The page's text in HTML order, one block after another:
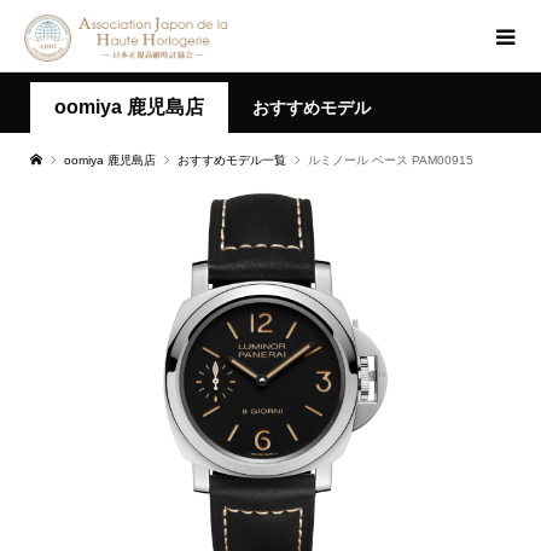
oomiya 鹿児島店 おすすめモデル
oomiya 鹿児島店 おすすめモデル一覧 ルミノール ベース PAM00915